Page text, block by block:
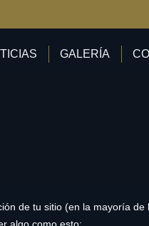
GALERÍA
de tu sitio (en la mayoría de